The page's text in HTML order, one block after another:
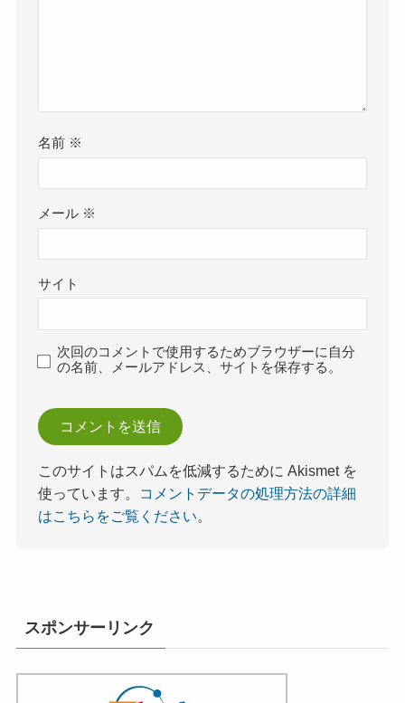
名前 ※
メール ※
サイト
次回のコメントで使用するためブラウザーに自分
の名前、メールアドレス、サイトを保存する。
このサイトはスパムを低減するために Akismet を
使っています。
コメントデータの処理方法の詳細
はこちらをご覧ください。
スポンサーリンク